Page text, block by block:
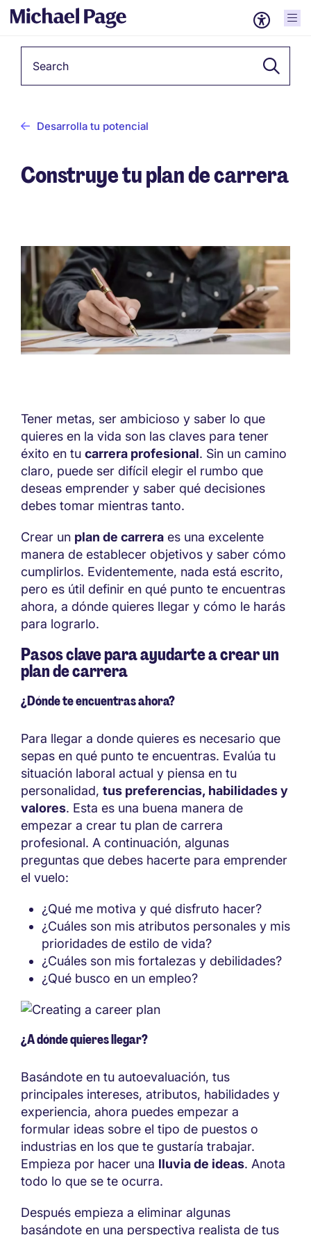
Desarrolla tu potencial
Construye tu plan de carrera
Tener metas, ser ambicioso y saber lo que
quieres en la vida son las claves para tener
éxito en tu carrera profesional. Sin un camino
claro, puede ser difícil elegir el rumbo que
deseas emprender y saber qué decisiones
debes tomar mientras tanto.
Crear un plan de carrera es una excelente
manera de establecer objetivos y saber cómo
cumplirlos. Evidentemente, nada está escrito,
pero es útil definir en qué punto te encuentras
ahora, a dónde quieres llegar y cómo le harás
para lograrlo.
Pasos clave para ayudarte a crear un
plan de carrera
¿Dónde te encuentras ahora?
Para llegar a donde quieres es necesario que
sepas en qué punto te encuentras. Evalúa tu
situación laboral actual y piensa en tu
personalidad, tus preferencias, habilidades y
valores. Esta es una buena manera de
empezar a crear tu plan de carrera
profesional. A continuación, algunas
preguntas que debes hacerte para emprender
el vuelo:
¿Qué me motiva y qué disfruto hacer?
¿Cuáles son mis atributos personales y mis
prioridades de estilo de vida?
¿Cuáles son mis fortalezas y debilidades?
¿Qué busco en un empleo?
¿A dónde quieres llegar?
Basándote en tu autoevaluación, tus
principales intereses, atributos, habilidades y
experiencia, ahora puedes empezar a
formular ideas sobre el tipo de puestos o
industrias en los que te gustaría trabajar.
Empieza por hacer una lluvia de ideas. Anota
todo lo que se te ocurra.
Después empieza a eliminar algunas
basándote en una perspectiva realista de tus